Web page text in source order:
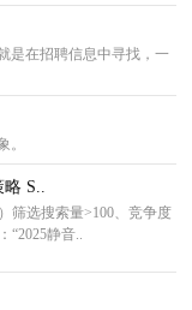
是在招聘信息中寻找，一
。
‌S..
筛选搜索量>100、竞争度
静音..